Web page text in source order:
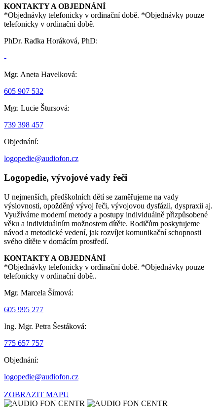
KONTAKTY A OBJEDNÁNÍ
*Objednávky telefonicky v ordinační době. *Objednávky pouze
telefonicky v ordinační době.
PhDr. Radka Horáková, PhD:
-
Mgr. Aneta Havelková:
605 907 532
Mgr. Lucie Štursová:
739 398 457
Objednání:
logopedie@audiofon.cz
Logopedie, vývojové vady řeči
U nejmenších, předškolních dětí se zaměřujeme na vady
výslovnosti, opožděný vývoj řeči, vývojovou dysfázii, dyspraxii aj.
Využíváme moderní metody a postupy individuálně přizpůsobené
věku a individuálním možnostem dítěte. Rodičům poskytujeme
návod a metodické vedení, jak rozvíjet komunikační schopnosti
svého dítěte v domácím prostředí.
KONTAKTY A OBJEDNÁNÍ
*Objednávky telefonicky v ordinační době. *Objednávky pouze
telefonicky v ordinační době..
Mgr. Marcela Šímová:
605 995 277
Ing. Mgr. Petra Šestáková:
775 657 757
Objednání:
logopedie@audiofon.cz
ZOBRAZIT MAPU